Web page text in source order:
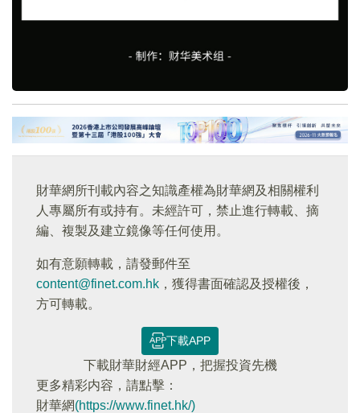
財華網所刊載內容之知識產權為財華網及相關權利
人專屬所有或持有。未經許可，禁止進行轉載、摘
編、複製及建立鏡像等任何使用。
如有意願轉載，請發郵件至
content@finet.com.hk ，獲得書面確認及授權後，
方可轉載。
下載APP
下載財華財經APP，把握投資先機
更多精彩内容，請點擊：
財華網(https://www.finet.hk/)